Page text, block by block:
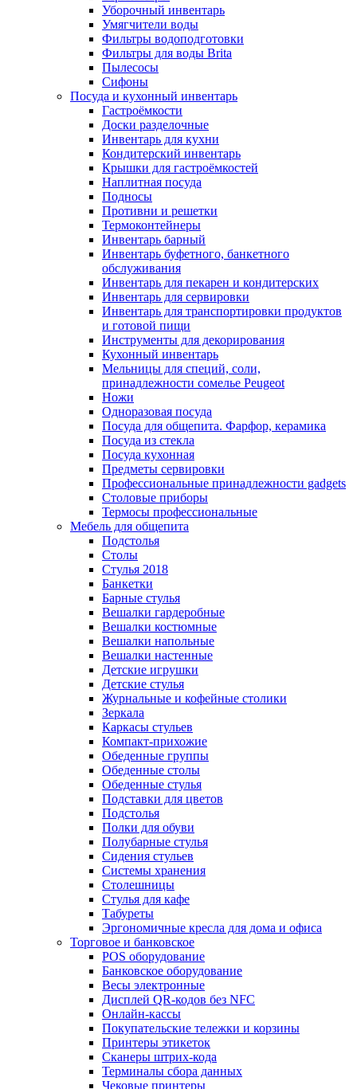
Уборочный инвентарь
Умягчители воды
Фильтры водоподготовки
Фильтры для воды Brita
Пылесосы
Сифоны
Посуда и кухонный инвентарь
Гастроёмкости
Доски разделочные
Инвентарь для кухни
Кондитерский инвентарь
Крышки для гастроёмкостей
Наплитная посуда
Подносы
Противни и решетки
Термоконтейнеры
Инвентарь барный
Инвентарь буфетного, банкетного
обслуживания
Инвентарь для пекарен и кондитерских
Инвентарь для сервировки
Инвентарь для транспортировки продуктов
и готовой пищи
Инструменты для декорирования
Кухонный инвентарь
Мельницы для специй, соли,
принадлежности сомелье Peugeot
Ножи
Одноразовая посуда
Посуда для общепита. Фарфор, керамика
Посуда из стекла
Посуда кухонная
Предметы сервировки
Профессиональные принадлежности gadgets
Столовые приборы
Термосы профессиональные
Мебель для общепита
Подстолья
Столы
Стулья 2018
Банкетки
Барные стулья
Вешалки гардеробные
Вешалки костюмные
Вешалки напольные
Вешалки настенные
Детские игрушки
Детские стулья
Журнальные и кофейные столики
Зеркала
Каркасы стульев
Компакт-прихожие
Обеденные группы
Обеденные столы
Обеденные стулья
Подставки для цветов
Подстолья
Полки для обуви
Полубарные стулья
Сидения стульев
Системы хранения
Столешницы
Стулья для кафе
Табуреты
Эргономичные кресла для дома и офиса
Торговое и банковское
POS оборудование
Банковское оборудование
Весы электронные
Дисплей QR-кодов без NFC
Онлайн-кассы
Покупательские тележки и корзины
Принтеры этикеток
Сканеры штрих-кода
Терминалы сбора данных
Чековые принтеры